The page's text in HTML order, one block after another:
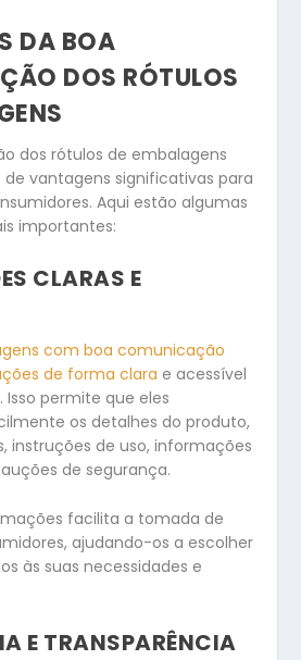
DA BOA
DOS RÓTULOS
dos rótulos de embalagens
vantagens significativas para
Aqui estão algumas
importantes:
CLARAS E
com boa comunicação
de forma clara e acessível
Isso permite que eles
os detalhes do produto,
instruções de uso, informações
de segurança.
facilita a tomada de
ajudando-os a escolher
às suas necessidades e
E TRANSPARÊNCIA